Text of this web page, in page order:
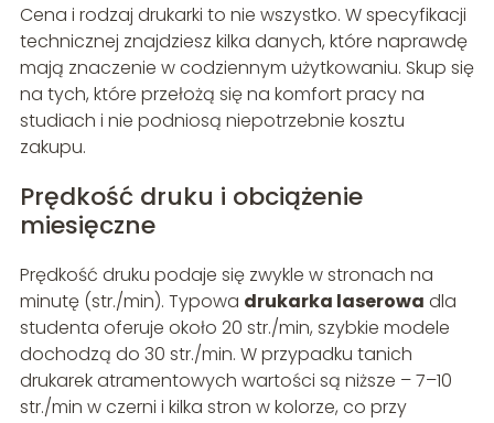
Cena i rodzaj drukarki to nie wszystko. W specyfikacji
technicznej znajdziesz kilka danych, które naprawdę
mają znaczenie w codziennym użytkowaniu. Skup się
na tych, które przełożą się na komfort pracy na
studiach i nie podniosą niepotrzebnie kosztu
zakupu.
Prędkość druku i obciążenie
miesięczne
Prędkość druku podaje się zwykle w stronach na
minutę (str./min). Typowa drukarka laserowa dla
studenta oferuje około 20 str./min, szybkie modele
dochodzą do 30 str./min. W przypadku tanich
drukarek atramentowych wartości są niższe – 7–10
str./min w czerni i kilka stron w kolorze, co przy